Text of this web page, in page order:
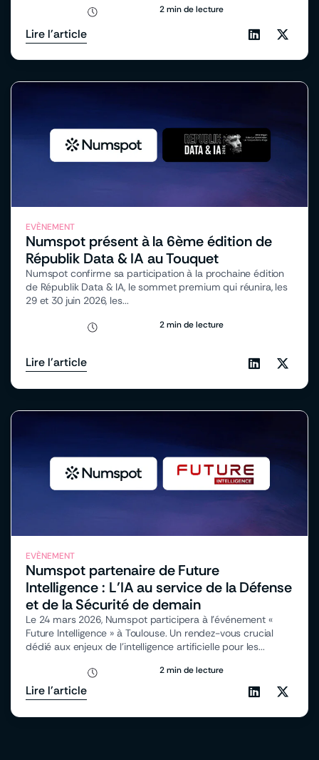
2 min de lecture
Lire l'article
EVÈNEMENT
Numspot présent à la 6ème édition de
Républik Data & IA au Touquet
Numspot confirme sa participation à la prochaine édition
de Républik Data & IA, le sommet premium qui réunira, les
29 et 30 juin 2026, les...
2 min de lecture
Lire l'article
EVÈNEMENT
Numspot partenaire de Future
Intelligence : L’IA au service de la Défense
et de la Sécurité de demain
Le 24 mars 2026, Numspot participera à l’événement «
Future Intelligence » à Toulouse. Un rendez-vous crucial
dédié aux enjeux de l’intelligence artificielle pour les...
2 min de lecture
Lire l'article